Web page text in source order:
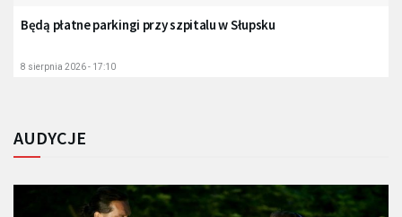
Będą płatne parkingi przy szpitalu w Słupsku
8 sierpnia 2026 - 17:10
AUDYCJE